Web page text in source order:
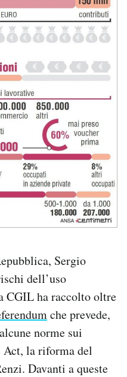
Sergio
dell’uso
CGIL ha raccolto oltre
che prevede,
norme sui
Act, la riforma del
Davanti a queste